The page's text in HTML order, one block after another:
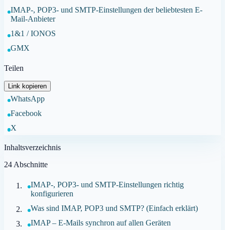
IMAP-, POP3- und SMTP-Einstellungen der beliebtesten E-
Mail-Anbieter
1&1 / IONOS
GMX
Teilen
Link kopieren
WhatsApp
Facebook
X
Inhaltsverzeichnis
24Abschnitte
IMAP-, POP3- und SMTP-Einstellungen richtig
konfigurieren
Was sind IMAP, POP3 und SMTP? (Einfach erklärt)
IMAP – E-Mails synchron auf allen Geräten